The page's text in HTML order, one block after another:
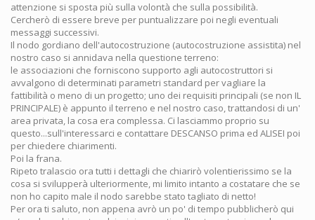
attenzione si sposta più sulla volontà che sulla possibilità.
Cercherò di essere breve per puntualizzare poi negli eventuali
messaggi successivi.
Il nodo gordiano dell'autocostruzione (autocostruzione assistita) nel
nostro caso si annidava nella questione terreno:
le associazioni che forniscono supporto agli autocostruttori si
avvalgono di determinati parametri standard per vagliare la
fattibilità o meno di un progetto; uno dei requisiti principali (se non IL
PRINCIPALE) è appunto il terreno e nel nostro caso, trattandosi di un'
area privata, la cosa era complessa. Ci lasciammo proprio su
questo...sull'interessarci e contattare DESCANSO prima ed ALISEI poi
per chiedere chiarimenti.
Poi la frana.
Ripeto tralascio ora tutti i dettagli che chiarirò volentierissimo se la
cosa si svilupperà ulteriormente, mi limito intanto a costatare che se
non ho capito male il nodo sarebbe stato tagliato di netto!
Per ora ti saluto, non appena avrò un po' di tempo pubblicherò qui